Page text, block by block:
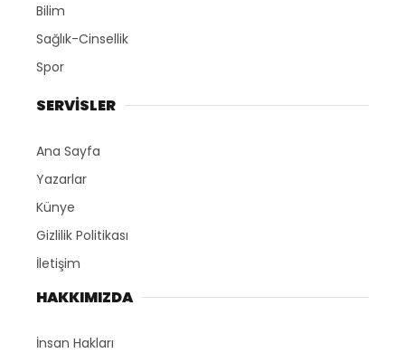
Bilim
Sağlık-Cinsellik
Spor
SERVİSLER
Ana Sayfa
Yazarlar
Künye
Gizlilik Politikası
İletişim
HAKKIMIZDA
İnsan Hakları